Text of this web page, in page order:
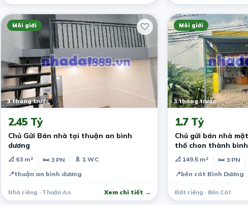
Môi giới
3 tháng trước
2.45 Tỷ
Chủ Gửi Bán nhà tại thuận an bình
dương
📐 63 m² 🛏 3 PN
🚿 1 WC
📍thuận an bình dương
Nhà riêng · Thuận An Xem chi tiết →
Môi giới
3 tháng trước
1.7 Tỷ
Chủ gửi bán nhà
thố chon thành
📐 149.5 m² 🛏 3 PN
📍bến cát Bình Dương
Đất riêng · Bến Cát